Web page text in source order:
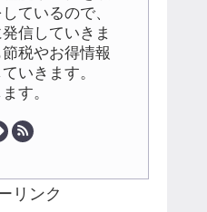
ているので、
信していきま
税やお得情報
いきます。
す。
リンク